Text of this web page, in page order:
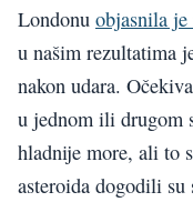
Londonu objasnila je
u našim rezultatima
nakon udara.
u jednom ili drugom
hladnije more, ali to
asteroida dogodili su